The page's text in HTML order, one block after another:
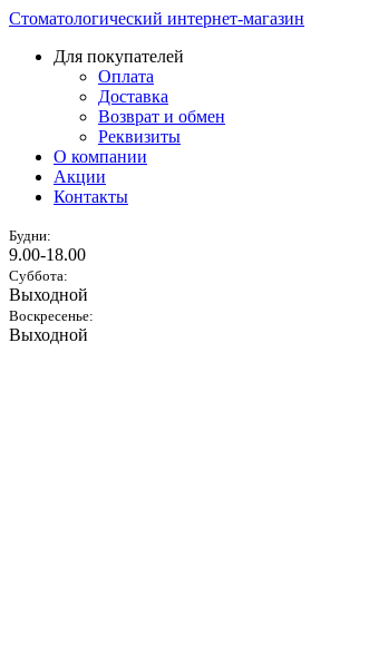
Стоматологический интернет-магазин
Для покупателей
Оплата
Доставка
Возврат и обмен
Реквизиты
О компании
Акции
Контакты
Будни:
9.00-18.00
Суббота:
Выходной
Воскресенье:
Выходной